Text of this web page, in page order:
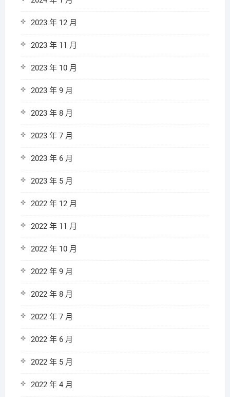
2023 年 12 月
2023 年 11 月
2023 年 10 月
2023 年 9 月
2023 年 8 月
2023 年 7 月
2023 年 6 月
2023 年 5 月
2022 年 12 月
2022 年 11 月
2022 年 10 月
2022 年 9 月
2022 年 8 月
2022 年 7 月
2022 年 6 月
2022 年 5 月
2022 年 4 月